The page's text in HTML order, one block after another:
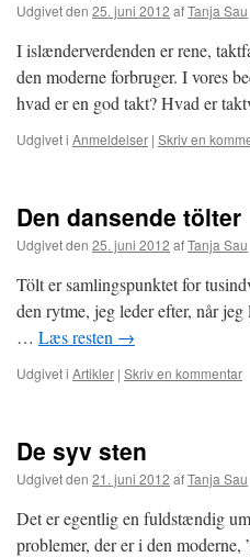
Udgivet den 25. juni 2012 afTanja Sau
I islænderverdenden er rene,
den moderne forbruger. I vores
hvad er en god takt? Hvad er
Udgivet i Anmeldelser | Skriv en
Den dansende tölter
Udgivet den 25. juni 2012 afTanja Sau
Tölt er samlingspunktet for
den rytme, jeg leder efter, når
… Læs resten →
Udgivet i Artikler | Skriv en kommentar
De syv sten
Udgivet den 21. juni 2012 afTanja Sau
Det er egentlig en fuldstændig
problemer, der er i den moderne,